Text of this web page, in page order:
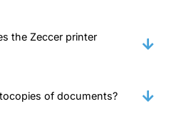
the Zeccer printer
of documents?